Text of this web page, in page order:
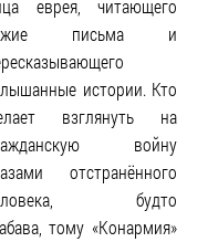
еврея, читающего
письма и
истории. Кто
взглянуть на
войну
отстранённого
будто
тому «Конармия»